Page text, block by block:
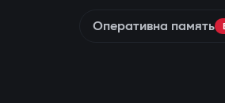
Оперативна память